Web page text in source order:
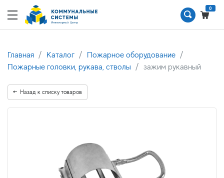
0
Главная Каталог
Пожарное оборудование
Пожарные головки, рукава, стволы
зажим рукавный
Назад к списку товаров